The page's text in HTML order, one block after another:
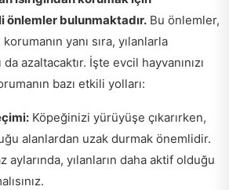
bulunmaktadır. Bu önlemler,
yanı sıra, yılanlarla
da azaltacaktır. İşte evcil hayvanınızı
bazı etkili yolları:
Köpeğinizi yürüyüşe çıkarırken,
alanlardan uzak durmak önemlidir.
aylarında, yılanların daha aktif olduğu